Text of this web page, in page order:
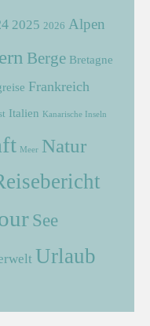
2025 2026 Alpen
Berge Bretagne
Frankreich
Italien Kanarische Inseln
Meer Natur
See
Urlaub